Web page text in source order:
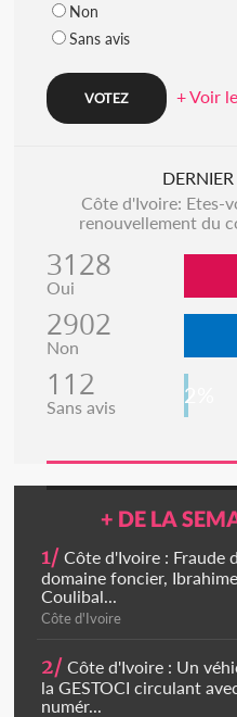
Non
Sans avis
+ Voir
Côte d'Ivoire: Etes-
renouvellement du
3128
Oui
2902
Non
112
Sans avis 2%
+ DE LA
1/ Côte d'Ivoire : Fraude
domaine foncier, Ibrahime
Coulibal...
Côte d'Ivoire
2/ Côte d'Ivoire : Un
la GESTOCI circulant
numér...